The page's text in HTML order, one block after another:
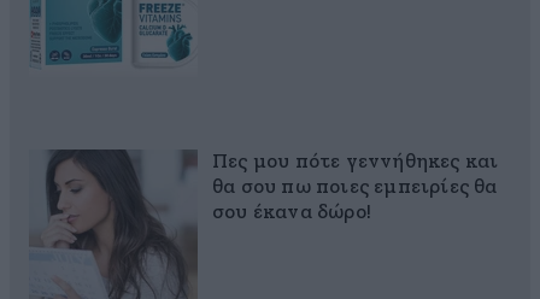
Πες μου πότε γεννήθηκες και
θα σου πω ποιες εμπειρίες θα
σου έκανα δώρο!